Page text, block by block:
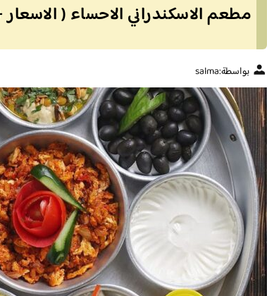
مطعم الاسكندراني الاحساء (
بواسطة:salma